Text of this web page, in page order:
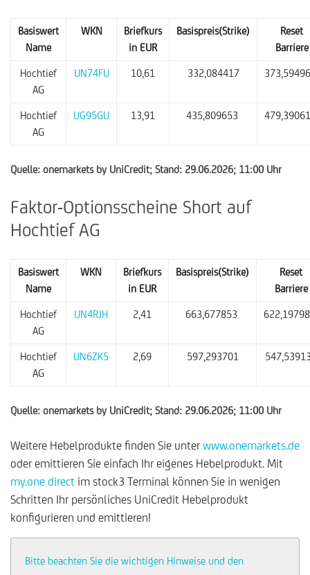
Basiswert
Name
WKN
Briefkurs
in EUR
Basispreis(Strike)
Reset
Barriere
Hochtief
AG
UN74FU 10,61 332,084417
Hochtief
AG
UG95GU 13,91 435,809653
Quelle: onemarkets by UniCredit; Stand: 29.06.2026; 11:00 Uhr
Faktor-Optionsscheine Short auf
Hochtief AG
Basiswert
Name
WKN
Briefkurs
in EUR
Basispreis(Strike)
Reset
Barriere
Hochtief
AG
UN4RJH 2,41 663,677853
Hochtief
AG
UN6ZK5 2,69 597,293701
Quelle: onemarkets by UniCredit; Stand: 29.06.2026; 11:00 Uhr
Weitere Hebelprodukte finden Sie unter www.onemarkets.de
oder emittieren Sie einfach Ihr eigenes Hebelprodukt. Mit
my.one direct im stock3 Terminal können Sie in wenigen
Schritten Ihr persönliches UniCredit Hebelprodukt
konfigurieren und emittieren!
Bitte beachten Sie die wichtigen Hinweise und den